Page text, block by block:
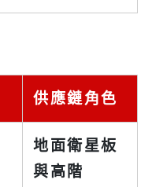
供應鏈角色
地面衛星板
與高階